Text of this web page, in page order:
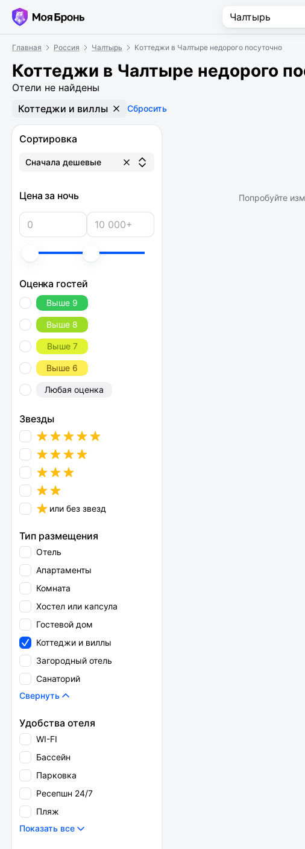
Главная Россия Чалтырь Коттеджи в Чалтыре недорого посуточно
Коттеджи в Чалтыре недорого
Отели не найдены
Коттеджи и виллы Сбросить
Сортировка
Сначала дешевые
Цена за ночь
Оценка гостей
Выше 9
Выше 8
Выше 7
Выше 6
Любая оценка
Звезды
или без звезд
Тип размещения
Отель
Апартаменты
Комната
Хостел или капсула
Гостевой дом
Коттеджи и виллы
Загородный отель
Санаторий
Свернуть
Удобства отеля
WI-FI
Бассейн
Парковка
Ресепшн 24/7
Пляж
Показать все
Попробуйте